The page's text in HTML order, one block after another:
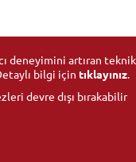
deneyimini artıran teknik
bilgi için tıklayınız.
devre dışı bırakabilir
hakları saklıdır.